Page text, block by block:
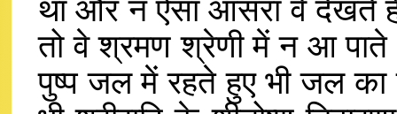
था और न ऐसा आसरा वे देखते
तो वे श्रमण श्रेणी में न आ
पुष्प जल में रहते हुए भी जल का